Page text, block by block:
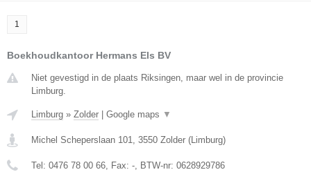
1
Boekhoudkantoor Hermans Els BV
Niet gevestigd in de plaats Riksingen, maar wel in de provincie
Limburg.
Limburg » Zolder Google maps ▼
Michel Scheperslaan 101, 3550 Zolder (Limburg)
Tel: 0476 78 00 66, Fax: -, BTW-nr: 0628929786